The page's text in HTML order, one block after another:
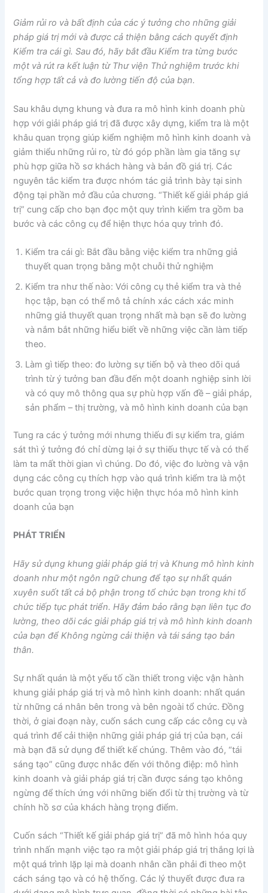
Giảm rủi ro và bất định của các ý tưởng cho những giải
pháp giá trị mới và được cả thiện bằng cách quyết định
Kiểm tra cái gì. Sau đó, hãy bắt đầu Kiểm tra từng bước
một và rút ra kết luận từ Thư viện Thử nghiệm trước khi
tổng hợp tất cả và đo lường tiến độ của bạn.
Sau khâu dựng khung và đưa ra mô hình kinh doanh phù
hợp với giải pháp giá trị đã được xây dựng, kiểm tra là một
khâu quan trọng giúp kiểm nghiệm mô hình kinh doanh và
giảm thiểu những rủi ro, từ đó góp phần làm gia tăng sự
phù hợp giữa hồ sơ khách hàng và bản đồ giá trị. Các
nguyên tắc kiểm tra được nhóm tác giả trình bày tại sinh
động tại phần mở đầu của chương. “Thiết kế giải pháp giá
trị” cung cấp cho bạn đọc một quy trình kiểm tra gồm ba
bước và các công cụ để hiện thực hóa quy trình đó.
Kiểm tra cái gì: Bắt đầu bằng việc kiểm tra những giả
thuyết quan trọng bằng một chuỗi thử nghiệm
Kiểm tra như thế nào: Với công cụ thẻ kiểm tra và thẻ
học tập, bạn có thể mô tả chính xác cách xác minh
những giả thuyết quan trọng nhất mà bạn sẽ đo lường
và nắm bắt những hiểu biết về những việc cần làm tiếp
theo.
Làm gì tiếp theo: đo lường sự tiến bộ và theo dõi quá
trình từ ý tưởng ban đầu đến một doanh nghiệp sinh lời
và có quy mô thông qua sự phù hợp vấn đề – giải pháp,
sản phẩm – thị trường, và mô hình kinh doanh của bạn
Tung ra các ý tưởng mới nhưng thiếu đi sự kiểm tra, giám
sát thì ý tưởng đó chỉ dừng lại ở sự thiếu thực tế và có thể
làm ta mất thời gian vì chúng. Do đó, việc đo lường và vận
dụng các công cụ thích hợp vào quá trình kiểm tra là một
bước quan trọng trong việc hiện thực hóa mô hình kinh
doanh của bạn
PHÁT TRIỂN
Hãy sử dụng khung giải pháp giá trị và Khung mô hình kinh
doanh như một ngôn ngữ chung để tạo sự nhất quán
xuyên suốt tất cả bộ phận trong tổ chức bạn trong khi tổ
chức tiếp tục phát triển. Hãy đảm bảo rằng bạn liên tục đo
lường, theo dõi các giải pháp giá trị và mô hình kinh doanh
của bạn để Không ngừng cải thiện và tái sáng tạo bản
thân.
Sự nhất quán là một yếu tố cần thiết trong việc vận hành
khung giải pháp giá trị và mô hình kinh doanh: nhất quán
từ những cá nhân bên trong và bên ngoài tổ chức. Đồng
thời, ở giai đoạn này, cuốn sách cung cấp các công cụ và
quá trình để cải thiện những giải pháp giá trị của bạn, cái
mà bạn đã sử dụng để thiết kế chúng. Thêm vào đó, “tái
sáng tạo” cũng được nhắc đến với thông điệp: mô hình
kinh doanh và giải pháp giá trị cần được sáng tạo không
ngừng để thích ứng với những biến đổi từ thị trường và từ
chính hồ sơ của khách hàng trọng điểm.
Cuốn sách “Thiết kế giải pháp giá trị” đã mô hình hóa quy
trình nhấn mạnh việc tạo ra một giải pháp giá trị thắng lợi là
một quá trình lặp lại mà doanh nhân cần phải đi theo một
cách sáng tạo và có hệ thống. Các lý thuyết được đưa ra